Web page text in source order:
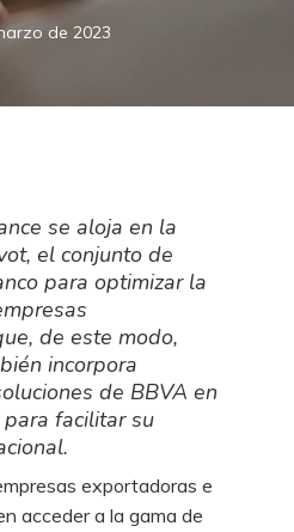
de 2023
se aloja en la
el conjunto de
para optimizar la
de este modo,
incorpora
de BBVA en
facilitar su
exportadoras e
acceder a la gama de